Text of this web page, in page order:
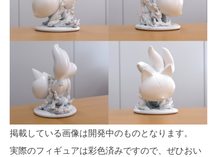
掲載している画像は開発中のものとなります。
実際のフィギュアは彩色済みですので、ぜひおい